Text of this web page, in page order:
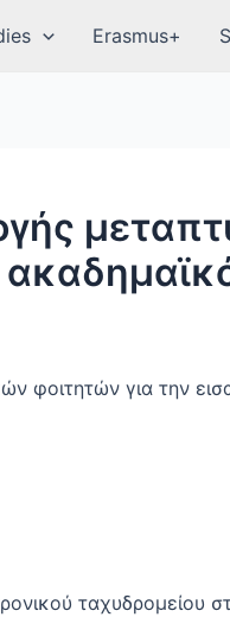
Erasmus+
φοιτητών για την
ταχυδρομείου